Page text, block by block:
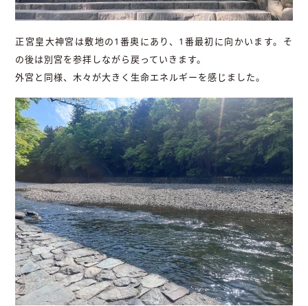
正宮皇大神宮は敷地の1番奥にあり、1番最初に向かいます。そ
の後は別宮を参拝しながら戻っていきます。
外宮と同様、木々が大きく生命エネルギーを感じました。